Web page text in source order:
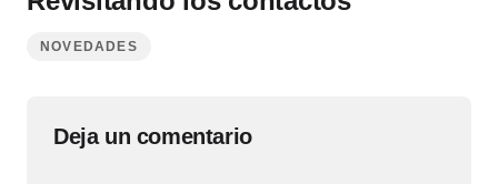
NOVEDADES
Deja un comentario